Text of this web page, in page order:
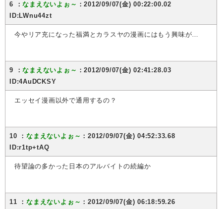
6 ：なまえないよぉ～ ：2012/09/07(金) 00:22:00.02
ID:LWnu44zt
今やリア充になった福満とカラスヤの漫画にはもう興味が…
9 ：なまえないよぉ～ ：2012/09/07(金) 02:41:28.03
ID:4AuDCKSY
エッセイ漫画以外で通用するの？
10 ：なまえないよぉ～ ：2012/09/07(金) 04:52:33.68
ID:r1tp+tAQ
待望論の多かった日本のアルバイトの続編か
11 ：なまえないよぉ～ ：2012/09/07(金) 06:18:59.26